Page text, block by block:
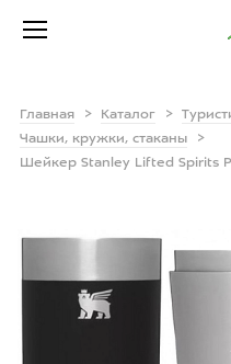
Главная Каталог
Чашки, кружки, стаканы
Шейкер Stanley Lifted Spirits